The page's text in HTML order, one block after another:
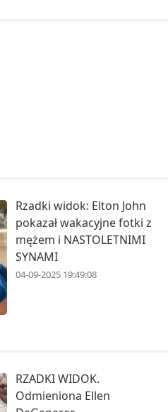
Rzadki widok: Elton John
pokazał wakacyjne fotki z
mężem i NASTOLETNIMI
SYNAMI
04-09-2025 19:49:08
RZADKI WIDOK.
Odmieniona Ellen